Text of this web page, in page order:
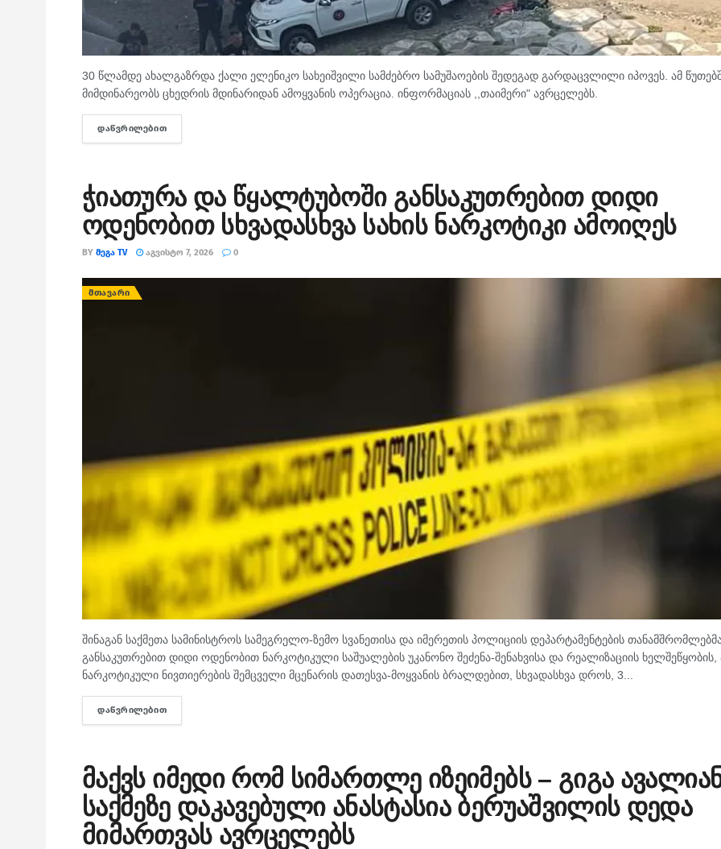
30 წლამდე ახალგაზრდა ქალი ელენიკო სახეიშვილი სამძებრო სამუშაოების შედეგად გარდაცვლილი იპოვეს. ამ
მიმდინარეობს ცხედრის მდინარიდან ამოყვანის ოპერაცია. ინფორმაციას ,,თაიმერი" ავრცელებს.
ᲓᲐᲬᲕᲠᲘᲚᲔᲑᲘᲗ
ჭიათურა და წყალტუბოში განსაკუთრებით დიდი
ოდენობით სხვადასხვა სახის ნარკოტიკი ამოიღეს
BY ᲛᲔᲒᲐ TV ᲐᲒᲕᲘᲡᲢᲝ 7, 2026 0
ᲛᲗᲐᲕᲐᲠᲘ
შინაგან საქმეთა სამინისტროს სამეგრელო-ზემო სვანეთისა და იმერეთის პოლიციის დეპარტამენტების
განსაკუთრებით დიდი ოდენობით ნარკოტიკული საშუალების უკანონო შეძენა-შენახვისა და რეალიზაციის ხელშეწყობის,
ნარკოტიკული ნივთიერების შემცველი მცენარის დათესვა-მოყვანის ბრალდებით, სხვადასხვა დროს, 3...
ᲓᲐᲬᲕᲠᲘᲚᲔᲑᲘᲗ
მაქვს იმედი რომ სიმართლე იზეიმებს – გიგა
საქმეზე დაკავებული ანასტასია ბერუაშვილის დედა
მიმართვას ავრცელებს